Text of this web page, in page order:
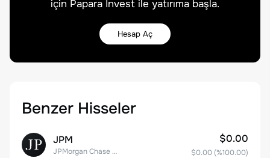
için Papara Invest ile yatırıma başla.
Hesap Aç
Benzer Hisseler
JPM
JPMorgan Chase & Co.
$0.00
$0.00 (%100.00)